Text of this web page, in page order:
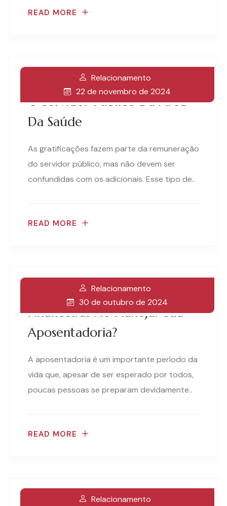
READ MORE
Gratificações: Impactos Para
O Servidor Público Da Área
Da Saúde
Relacionamento
22 de novembro de 2024
As gratificações fazem parte da remuneração
do servidor público, mas não devem ser
confundidas com os adicionais. Esse tipo de..
READ MORE
Como Evitar Armadilhas
Financeiras Ao Planejar Sua
Aposentadoria?
Relacionamento
30 de outubro de 2024
A aposentadoria é um importante período da
vida que, apesar de ser esperado por todos,
poucas pessoas se preparam devidamente..
READ MORE
Benefícios Da Assessoria
Relacionamento